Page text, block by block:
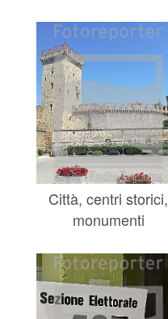
Città, centri storici,
monumenti